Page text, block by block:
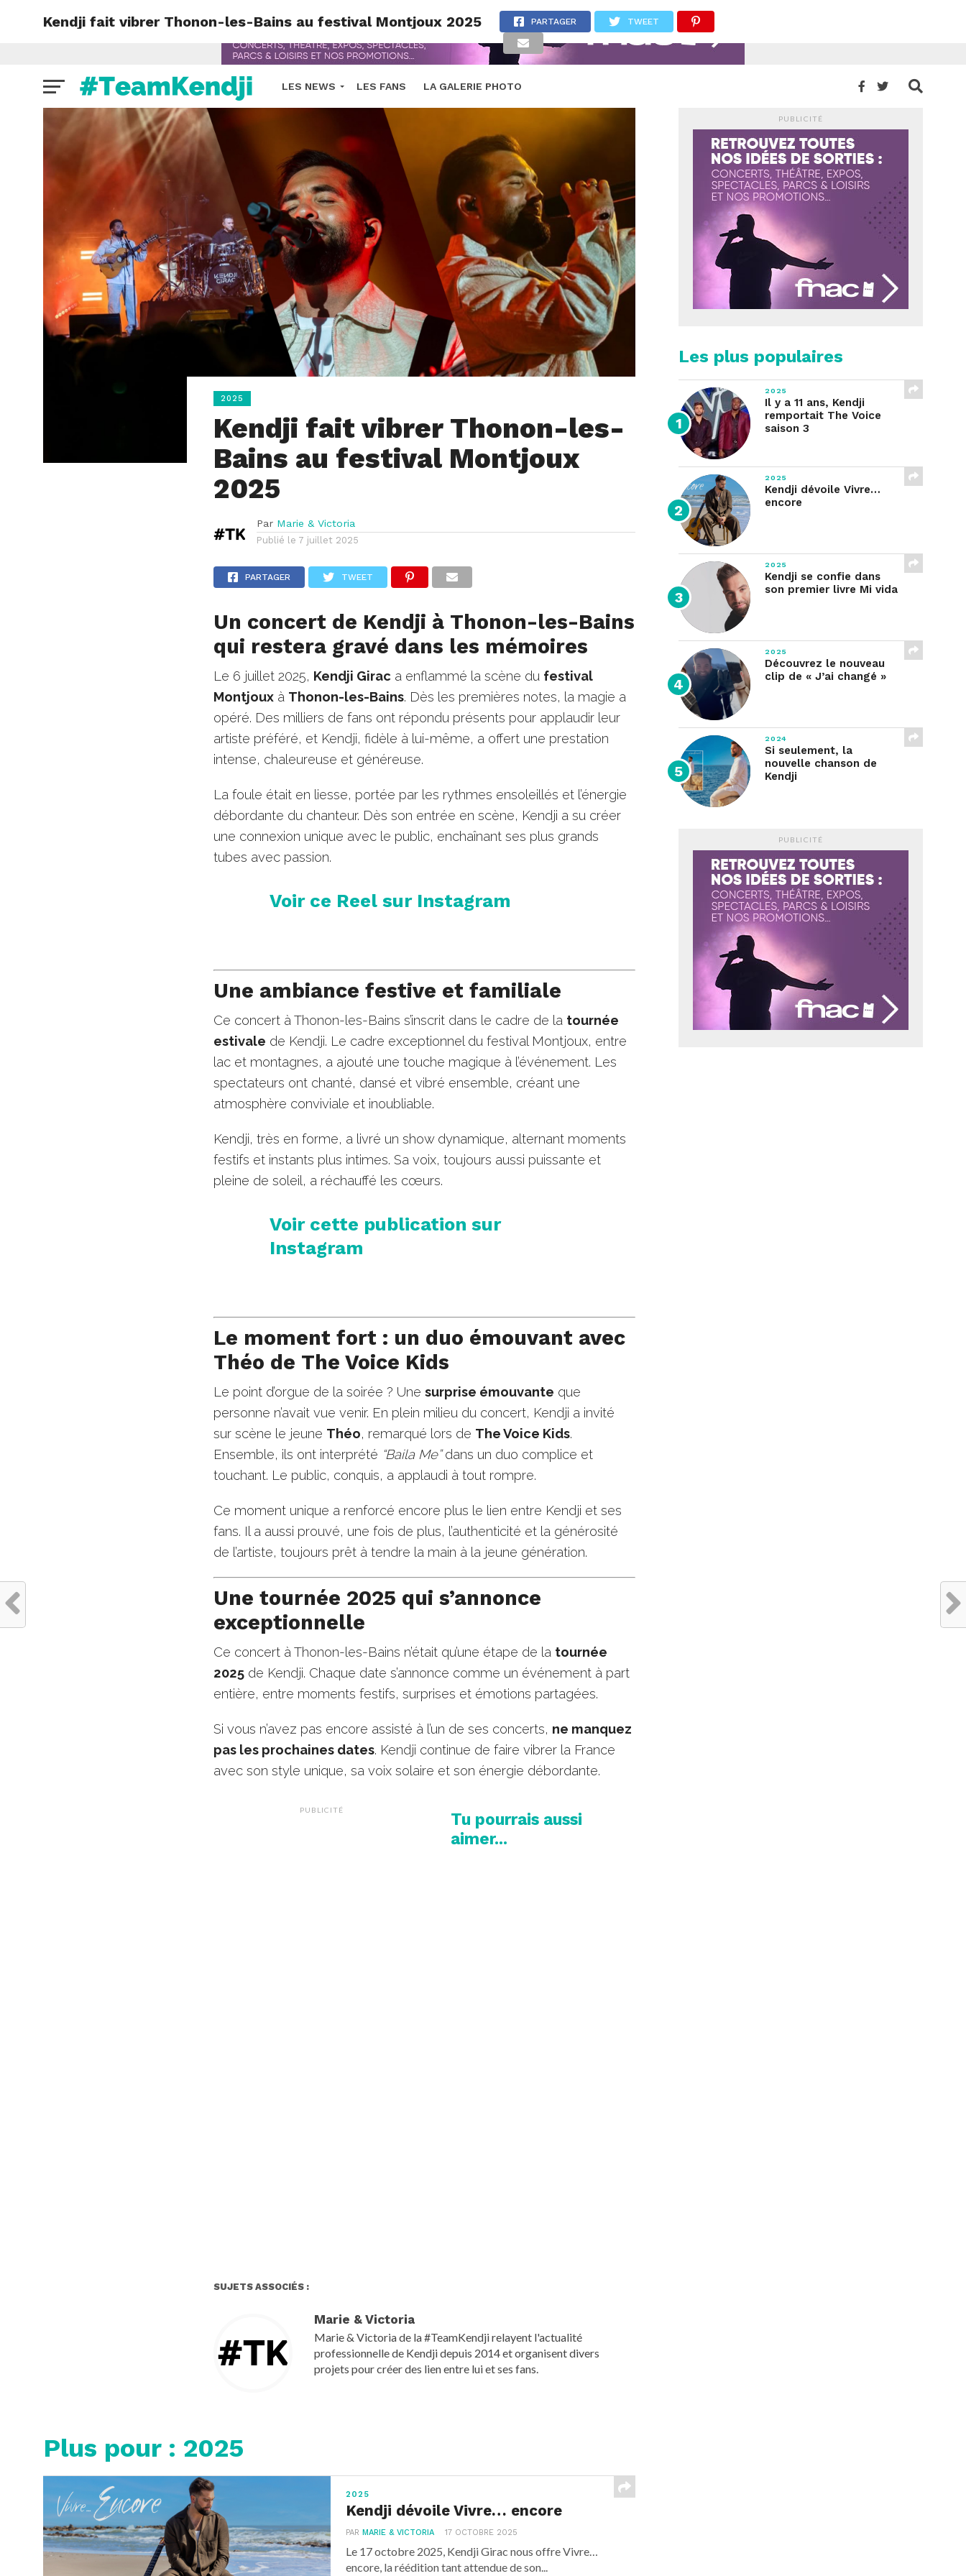
LES NEWS LES FANS LA GALERIE PHOTO
Kendji fait vibrer Thonon-les-Bains au festival Montjoux 2025 PARTAGER TWEET
2025
Kendji fait vibrer Thonon-les-
Bains au festival Montjoux
2025
Par Marie & Victoria
Publié le 7 juillet 2025
PARTAGER TWEET
Un concert de Kendji à Thonon-les-Bains
qui restera gravé dans les mémoires
Le 6 juillet 2025, Kendji Girac a enflammé la scène du festival
Montjoux à Thonon-les-Bains. Dès les premières notes, la magie a
opéré. Des milliers de fans ont répondu présents pour applaudir leur
artiste préféré, et Kendji, fidèle à lui-même, a offert une prestation
intense, chaleureuse et généreuse.
La foule était en liesse, portée par les rythmes ensoleillés et l’énergie
débordante du chanteur. Dès son entrée en scène, Kendji a su créer
une connexion unique avec le public, enchaînant ses plus grands
tubes avec passion.
Voir ce Reel sur Instagram
Une ambiance festive et familiale
Ce concert à Thonon-les-Bains s’inscrit dans le cadre de la tournée
estivale de Kendji. Le cadre exceptionnel du festival Montjoux, entre
lac et montagnes, a ajouté une touche magique à l’événement. Les
spectateurs ont chanté, dansé et vibré ensemble, créant une
atmosphère conviviale et inoubliable.
Kendji, très en forme, a livré un show dynamique, alternant moments
festifs et instants plus intimes. Sa voix, toujours aussi puissante et
pleine de soleil, a réchauffé les cœurs.
Voir cette publication sur
Instagram
Le moment fort : un duo émouvant avec
Théo de The Voice Kids
Le point d’orgue de la soirée ? Unesurprise émouvante que
personne n’avait vue venir. En plein milieu du concert, Kendji a invité
sur scène le jeune Théo, remarqué lors de The Voice Kids.
Ensemble, ils ont interprété “Baila Me”dans un duo complice et
touchant. Le public, conquis, a applaudi à tout rompre.
Ce moment unique a renforcé encore plus le lien entre Kendji et ses
fans. Il a aussi prouvé, une fois de plus, l’authenticité et la générosité
de l’artiste, toujours prêt à tendre la main à la jeune génération.
Une tournée 2025 qui s’annonce
exceptionnelle
Ce concert à Thonon-les-Bains n’était qu’une étape de la tournée
2025 de Kendji. Chaque date s’annonce comme un événement à part
entière, entre moments festifs, surprises et émotions partagées.
Si vous n’avez pas encore assisté à l’un de ses concerts, ne manquez
pas les prochaines dates. Kendji continue de faire vibrer la France
avec son style unique, sa voix solaire et son énergie débordante.
PUBLICITÉ
Tu pourrais aussi
aimer...
SUJETS ASSOCIÉS :
Marie & Victoria
Marie & Victoria de la #TeamKendji relayent l'actualité
professionnelle de Kendji depuis 2014 et organisent divers
projets pour créer des lien entre lui et ses fans.
Plus pour : 2025
2025
Kendji dévoile Vivre… encore
PAR MARIE & VICTORIA 17 OCTOBRE 2025
Le 17 octobre 2025, Kendji Girac nous offre Vivre…
encore, la réédition tant attendue de son...
PUBLICITÉ
Les plus populaires
2025
Il y a 11 ans, Kendji
remportait The Voice
saison 3
2025
Kendji dévoile Vivre…
encore
2025
Kendji se confie dans
son premier livre Mi vida
2025
Découvrez le nouveau
clip de « J’ai changé »
2024
Si seulement, la
nouvelle chanson de
Kendji
PUBLICITÉ